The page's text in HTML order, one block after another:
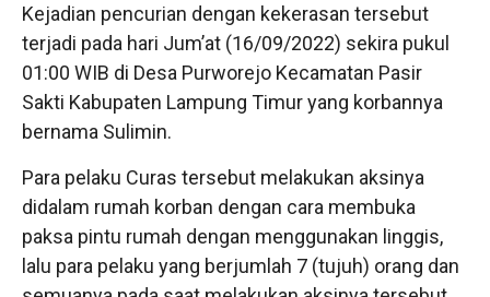
Kejadian pencurian dengan kekerasan tersebut
terjadi pada hari Jum’at (16/09/2022) sekira pukul
01:00 WIB di Desa Purworejo Kecamatan Pasir
Sakti Kabupaten Lampung Timur yang korbannya
bernama Sulimin.
Para pelaku Curas tersebut melakukan aksinya
didalam rumah korban dengan cara membuka
paksa pintu rumah dengan menggunakan linggis,
lalu para pelaku yang berjumlah 7 (tujuh) orang dan